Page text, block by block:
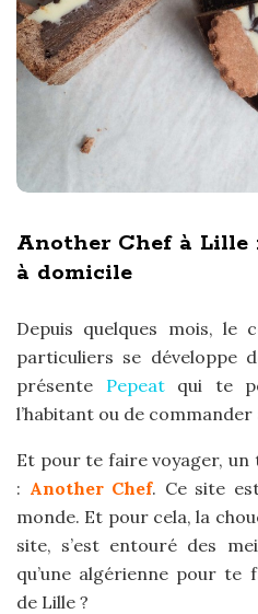
Another Chef à Lille
à domicile
Depuis quelques mois, le
particuliers se développe
présente Pepeatqui te
l’habitant ou de
Et pour te faire voyager,
: Another Chef. Ce site
monde. Et pour cela, la
site, s’est entouré des
qu’une algérienne pour te
de Lille ?